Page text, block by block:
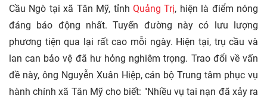
Cầu Ngò tại xã Tân Mỹ, tỉnh Quảng Trị, hiện là điểm nóng
đáng báo động nhất. Tuyến đường này có lưu lượng
phương tiện qua lại rất cao mỗi ngày. Hiện tại, trụ cầu và
lan can bảo vệ đã hư hỏng nghiêm trọng. Trao đổi về vấn
đề này, ông Nguyễn Xuân Hiệp, cán bộ Trung tâm phục vụ
hành chính xã Tân Mỹ cho biết: "Nhiều vụ tai nạn đã xảy ra